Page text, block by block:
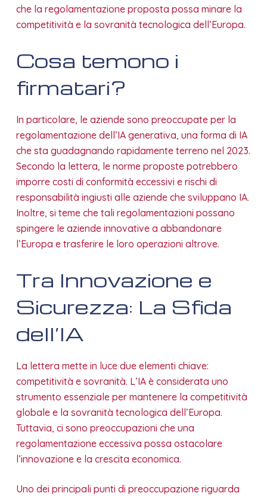
che la regolamentazione proposta possa minare la
competitività e la sovranità tecnologica dell’Europa.
Cosa temono i
firmatari?
In particolare, le aziende sono preoccupate per la
regolamentazione dell’IA generativa, una forma di IA
che sta guadagnando rapidamente terreno nel 2023.
Secondo la lettera, le norme proposte potrebbero
imporre costi di conformità eccessivi e rischi di
responsabilità ingiusti alle aziende che sviluppano IA.
Inoltre, si teme che tali regolamentazioni possano
spingere le aziende innovative a abbandonare
l’Europa e trasferire le loro operazioni altrove.
Tra Innovazione e
Sicurezza: La Sfida
dell’IA
La lettera mette in luce due elementi chiave:
competitività e sovranità. L’IA è considerata uno
strumento essenziale per mantenere la competitività
globale e la sovranità tecnologica dell’Europa.
Tuttavia, ci sono preoccupazioni che una
regolamentazione eccessiva possa ostacolare
l’innovazione e la crescita economica.
Uno dei principali punti di preoccupazione riguarda